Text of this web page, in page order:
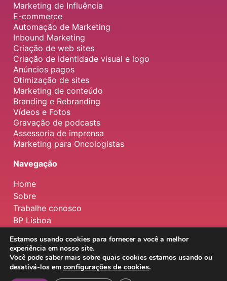
Marketing de Influência
E-commerce
Automação de Marketing
Inbound Marketing
Criação de web sites
Criação de identidade visual e logo
Anúncios pagos
Otimização de sites
Marketing de conteúdo
Branding e Rebranding
Vídeos e Fotos
Gravação de podcasts
Assessoria de imprensa
Marketing para Oncologistas
Navegação
Home
Sobre
Trabalhe conosco
BP Lisboa
Copyright © 2026 | BP Marketing Brasil
Estamos usando cookies para fornecer a você a melhor
experiência em nosso site.
Você pode saber mais sobre quais cookies estamos usando ou
desativá-los em configurações de cookies.